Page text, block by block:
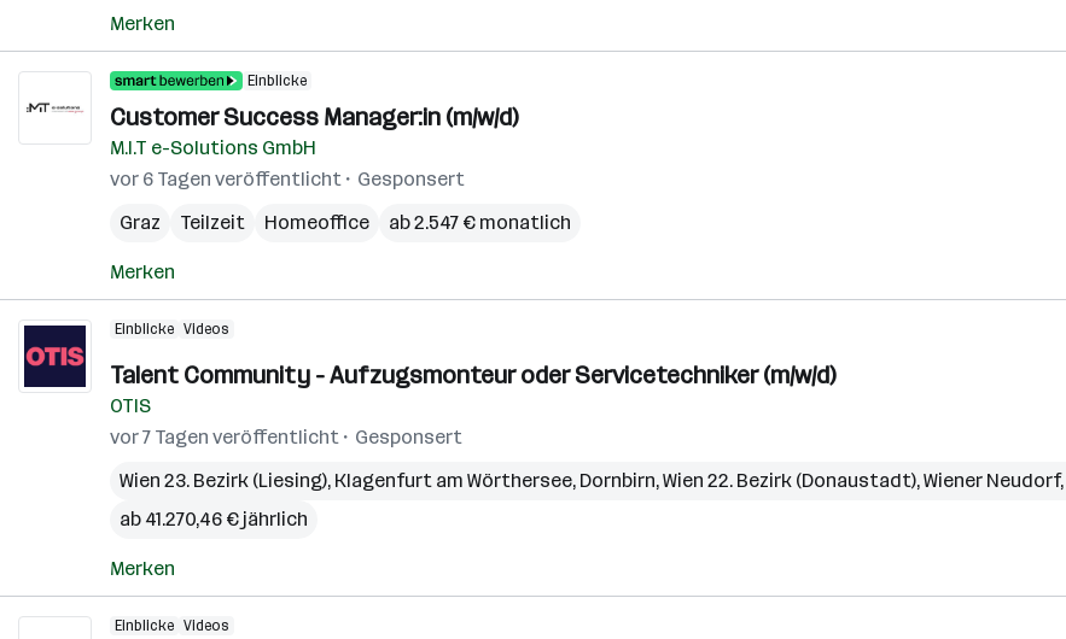
Merken
Einblicke
Customer Success Manager:in (m/w/d)
M.I.T e-Solutions GmbH
vor 6 Tagen veröffentlicht
Gesponsert
Graz
Teilzeit Homeoffice ab 2.547 € monatlich
Merken
Einblicke Videos
Talent Community - Aufzugsmonteur oder Servicetechniker (m/w/d)
OTIS
vor 7 Tagen veröffentlicht
Gesponsert
Wien 23. Bezirk (Liesing), Klagenfurt am Wörthersee, Dornbirn,Wien 22. Bezirk (Donaustadt),Wiener Neudorf,
ab 41.270,46 € jährlich
Merken
Einblicke Videos